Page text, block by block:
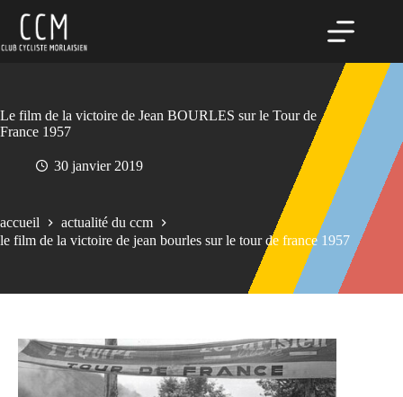
contenu
Le film de la victoire de Jean BOURLES sur le Tour de
France 1957
30 janvier 2019
accueil
actualité du ccm
le film de la victoire de jean bourles sur le tour de france 1957